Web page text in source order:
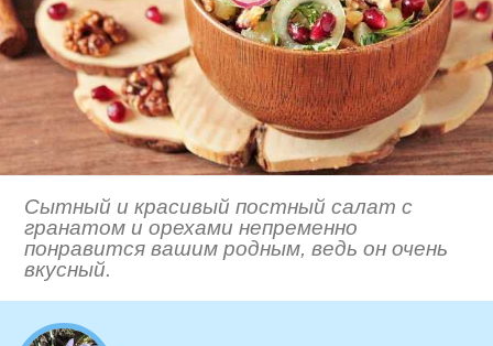
Сытный и красивый постный салат с
гранатом и орехами непременно
понравится вашим родным, ведь он очень
вкусный.